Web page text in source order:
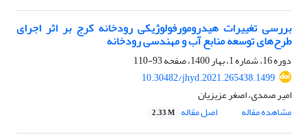
بررسی تغییرات هیدرومورفولوژیکی رودخانه کرج بر اثر اجرای
طرح‌های توسعه منابع آب و مهندسی رودخانه
دوره 16، شماره 1، بهار 1400، صفحه
93-110
10.30482/jhyd.2021.265438.1499
امیر صمدی، اصغر عزیزیان
مشاهده مقاله
اصل مقاله 2.33 M